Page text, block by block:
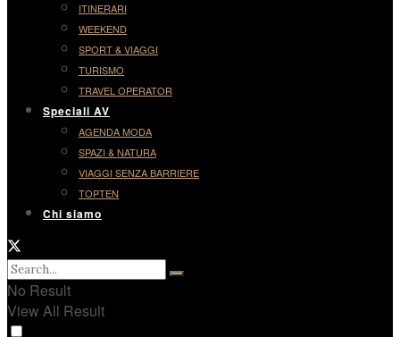
ITINERARI
WEEKEND
SPORT & VIAGGI
TURISMO
TRAVEL OPERATOR
Speciali AV
AGENDA MODA
SPAZI & NATURA
VIAGGI SENZA BARRIERE
TOPTEN
Chi siamo
No Result
View All Result